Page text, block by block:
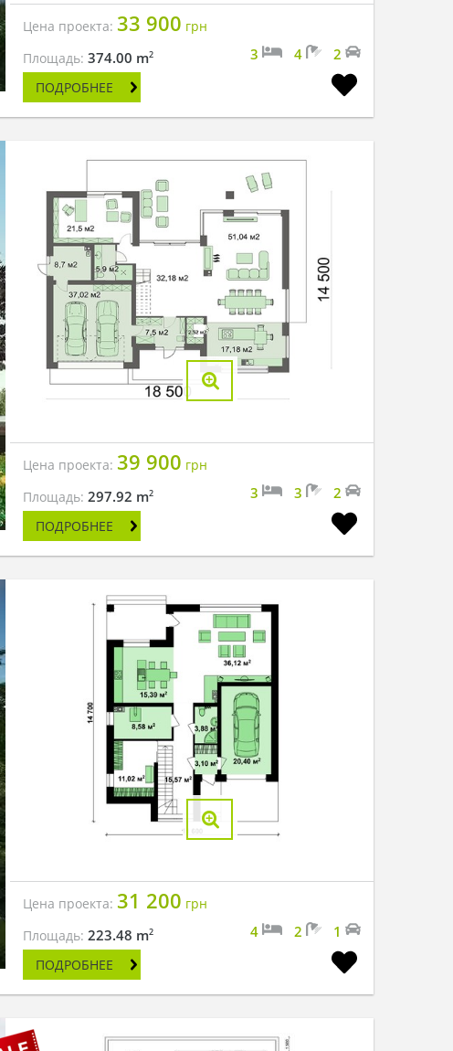
Цена проекта: 33 900 грн
Площадь:374.00 m2 3 4 2
ПОДРОБНЕЕ
Цена проекта: 39 900 грн
Площадь:297.92 m2 3 3 2
ПОДРОБНЕЕ
Цена проекта: 31 200 грн
Площадь:223.48 m2 4 2 1
ПОДРОБНЕЕ